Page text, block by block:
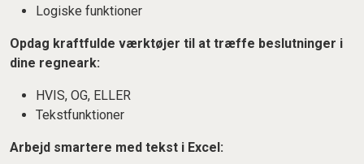
Logiske funktioner
Opdag kraftfulde værktøjer til at træffe beslutninger i
dine regneark:
HVIS, OG, ELLER
Tekstfunktioner
Arbejd smartere med tekst i Excel: